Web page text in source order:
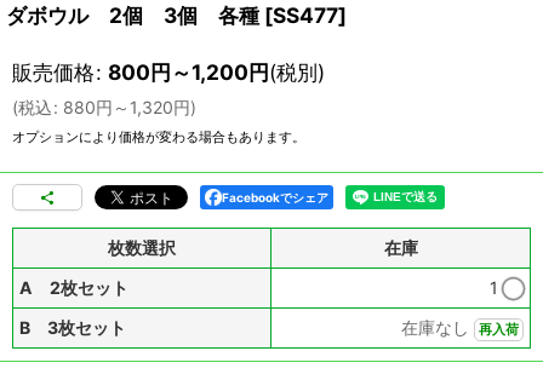
ダボウル 2個 3個 各種 [SS477]
販売価格: 800円～1,200円(税別)
(税込: 880円 ～1,320円)
オプションにより価格が変わる場合もあります。
Facebookでシェア
枚数選択
在庫
A 2枚セット
1
B 3枚セット
在庫なし 再入荷